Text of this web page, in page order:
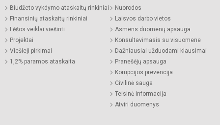
Biudžeto vykdymo ataskaitų rinkiniai
Finansinių ataskaitų rinkiniai
Lėšos veiklai viešinti
Projektai
Viešieji pirkimai
1,2% paramos ataskaita
Nuorodos
Laisvos darbo vietos
Asmens duomenų apsauga
Konsultavimasis su visuomene
Dažniausiai užduodami klausimai
Pranešėjų apsauga
Korupcijos prevencija
Civilinė sauga
Teisinė informacija
Atviri duomenys